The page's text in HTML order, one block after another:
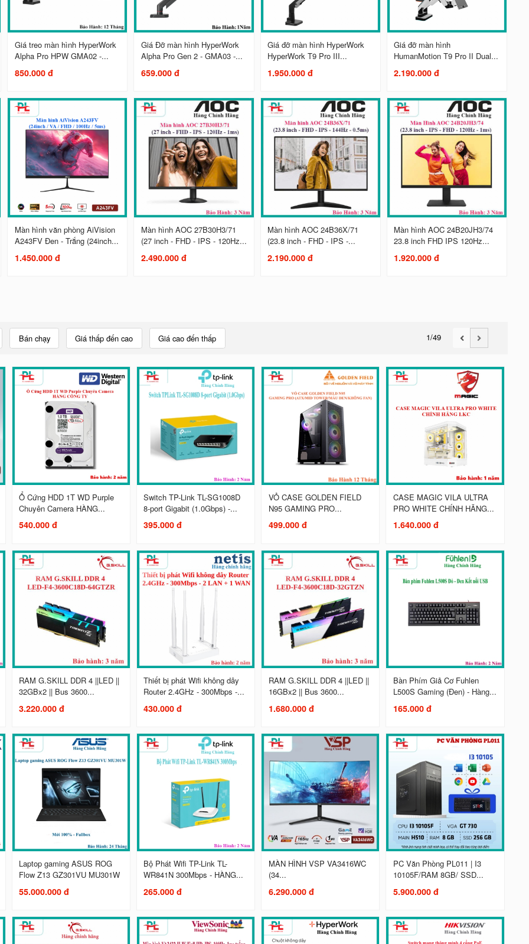
Giá treo màn hình HyperWork
Alpha Pro HPW GMA02 -...
850.000 đ
Giá Đỡ màn hình HyperWork
Alpha Pro Gen 2 - GMA03 -...
659.000 đ
Giá đỡ màn hình HyperWork
HyperWork T9 Pro III...
1.950.000 đ
Giá đỡ màn hình
HumanMotion T9 Pro II Dual...
2.190.000 đ
Màn hình văn phòng AiVision
A243FV Đen - Trắng (24inch...
1.450.000 đ
Màn hình AOC 27B30H3/71
(27 inch - FHD - IPS - 120Hz...
2.490.000 đ
Màn hình AOC 24B36X/71
(23.8 inch - FHD - IPS -...
2.190.000 đ
Màn hình AOC 24B20JH3/74
23.8 inch FHD IPS 120Hz...
1.920.000 đ
Bán chạy Giá thấp đến cao Giá cao đến thấp 1/49
Ổ Cứng HDD 1T WD Purple
Chuyên Camera HÀNG...
540.000 đ
Switch TP-Link TL-SG1008D
8-port Gigabit (1.0Gbps) -...
395.000 đ
VỎ CASE GOLDEN FIELD
N95 GAMING PRO...
499.000 đ
CASE MAGIC VILA ULTRA
PRO WHITE CHÍNH HÃNG...
1.640.000 đ
RAM G.SKILL DDR 4 ||LED ||
32GBx2 || Bus 3600...
3.220.000 đ
Thiết bị phát Wifi không dây
Router 2.4GHz - 300Mbps -...
430.000 đ
RAM G.SKILL DDR 4 ||LED ||
16GBx2 || Bus 3600...
1.680.000 đ
Bàn Phím Giả Cơ Fuhlen
L500S Gaming (Đen) - Hàng...
165.000 đ
Laptop gaming ASUS ROG
Flow Z13 GZ301VU MU301W
55.000.000 đ
Bộ Phát Wifi TP-Link TL-
WR841N 300Mbps - HÀNG...
265.000 đ
MÀN HÌNH VSP VA3416WC
(34...
6.290.000 đ
PC Văn Phòng PL011 | I3
10105F/RAM 8GB/ SSD...
5.900.000 đ